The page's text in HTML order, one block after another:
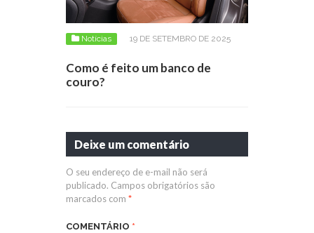
Notícias 19 DE SETEMBRO DE 2025
Como é feito um banco de
couro?
Deixe um comentário
O seu endereço de e-mail não será
publicado. Campos obrigatórios são
marcados com *
COMENTÁRIO *